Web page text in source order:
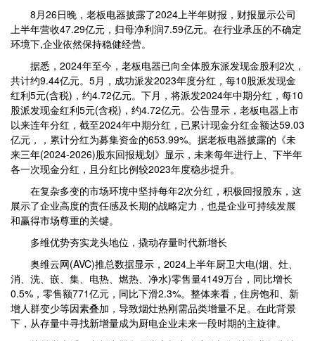
8月26日晚，老板电器披露了2024上半年财报，财报显示公司
上半年营收47.29亿元，归母净利润7.59亿元。在行业承压的不确定
环境下,企业依然保持稳健经营。
据悉，2024年至今，老板电器已向全体股东派发现金股利2次，
共计约9.44亿元。5月，成功派发2023年度分红，每10股派发现金
红利5元(含税)，约4.72亿元。下月，将派发2024年中期分红，每10
股派发现金红利5元(含税)，约4.72亿元。公告显示，老板电器上市
以来连年分红，截至2024年中期分红，已累计现金分红金额达59.03
亿元，，累计分红为募集资金的653.99%。据老板电器披露的《未
来三年(2024-2026)股东回报规划》显示，未来每年进行上、下半年
各一次现金分红，且分红比例较2023年度稳步提升。
在复杂多变的市场环境中坚持每年2次分红，积极回报股东，这
展示了企业高度的责任感及长期的战略定力，也是企业可持续发展
和赢得市场尊重的关键。
多维优势夯实龙头地位，撬动存量时代新增长
奥维云网(AVC)推总数据显示，2024上半年厨卫大电(烟、灶、
消、洗、嵌、集、电热、燃热、净水)零售量4149万台，同比增长
0.5%，零售额771亿元，同比下滑2.3%。整体来看，住房饱和、新
增人群变少等因素叠加，导致烟灶热刚需品类增量不足。在此背景
下，从存量中寻找新增量成为厨电企业未来一段时期的主旋律。